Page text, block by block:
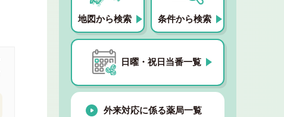
地図から検索 条件から検索
日曜・祝日当番一覧
外来対応に係る薬局一覧